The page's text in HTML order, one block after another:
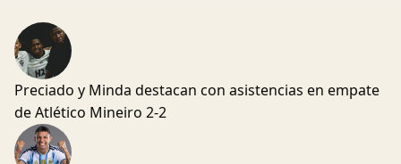
Preciado y Minda destacan con asistencias en empate
de Atlético Mineiro 2-2